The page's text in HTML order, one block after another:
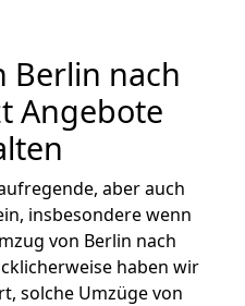
Berlin nach
Angebote
aber auch
insbesondere wenn
von Berlin nach
haben wir
solche Umzüge von